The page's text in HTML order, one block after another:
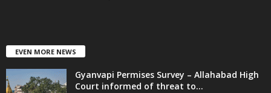
EVEN MORE NEWS
Gyanvapi Permises Survey – Allahabad High
Court informed of threat to...